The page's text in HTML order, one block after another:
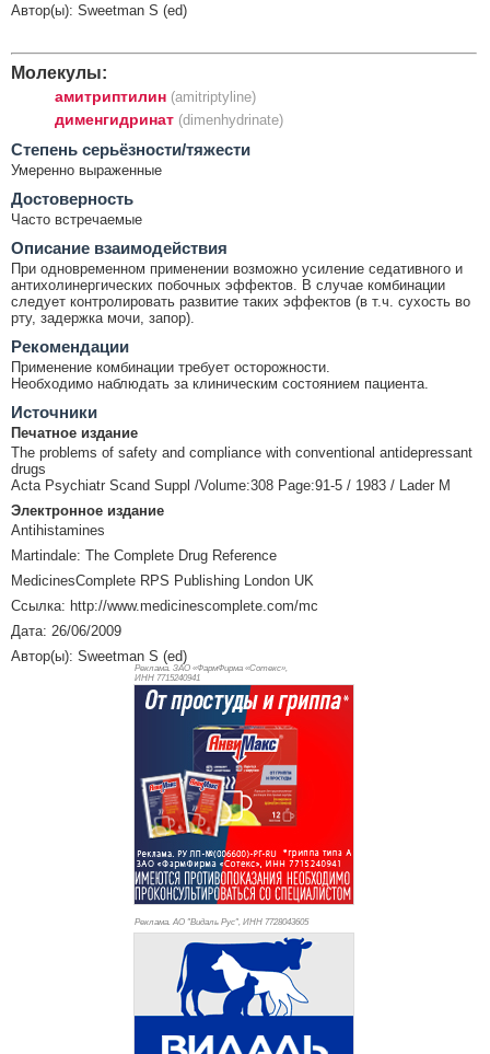
Автор(ы): Sweetman S (ed)
Молекулы:
амитриптилин (amitriptyline)
дименгидринат (dimenhydrinate)
Cтепень серьёзности/тяжести
Умеренно выраженные
Достоверность
Часто встречаемые
Описание взаимодействия
При одновременном применении возможно усиление седативного и
антихолинергических побочных эффектов. В случае комбинации
следует контролировать развитие таких эффектов (в т.ч. сухость во
рту, задержка мочи, запор).
Рекомендации
Применение комбинации требует осторожности.
Необходимо наблюдать за клиническим состоянием пациента.
Источники
Печатное издание
The problems of safety and compliance with conventional antidepressant
drugs
Acta Psychiatr Scand Suppl /Volume:308 Page:91-5 / 1983 / Lader M
Электронное издание
Antihistamines
Martindale: The Complete Drug Reference
MedicinesComplete RPS Publishing London UK
Ссылка: http://www.medicinescomplete.com/mc
Дата: 26/06/2009
Автор(ы): Sweetman S (ed)
Реклама. ЗАО «ФармФирма «Сотекс»,
ИНН 7715240941
Реклама. АО "Видаль Рус", ИНН 7728043605